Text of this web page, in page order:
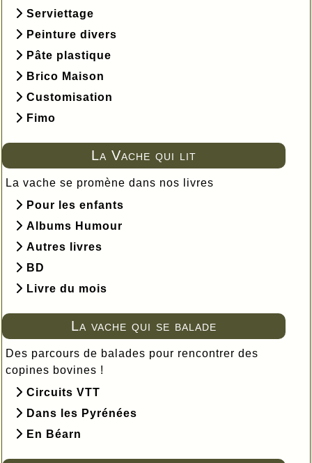
Serviettage
Peinture divers
Pâte plastique
Brico Maison
Customisation
Fimo
La Vache qui lit
La vache se promène dans nos livres
Pour les enfants
Albums Humour
Autres livres
BD
Livre du mois
La vache qui se balade
Des parcours de balades pour rencontrer des
copines bovines !
Circuits VTT
Dans les Pyrénées
En Béarn